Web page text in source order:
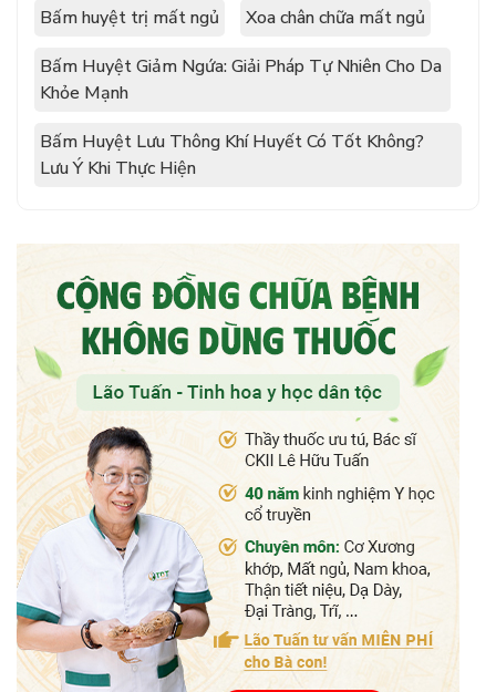
Bấm huyệt trị mất ngủ
Xoa chân chữa mất ngủ
Bấm Huyệt Giảm Ngứa: Giải Pháp Tự Nhiên Cho Da
Khỏe Mạnh
Bấm Huyệt Lưu Thông Khí Huyết Có Tốt Không?
Lưu Ý Khi Thực Hiện